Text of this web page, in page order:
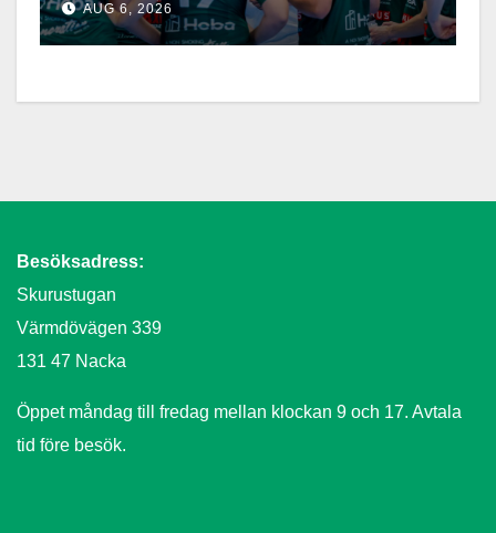
AUG 6, 2026
Besöksadress:
Skurustugan
Värmdövägen 339
131 47 Nacka
Öppet måndag till fredag mellan klockan 9 och 17. Avtala
tid före besök.